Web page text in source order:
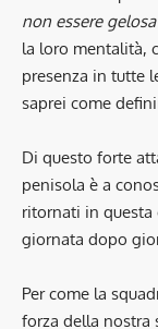
non essere
la loro mentalità,
presenza in tutte
saprei come
Di questo forte
penisola è a
ritornati in
giornata dopo
Per come la
forza della nostra